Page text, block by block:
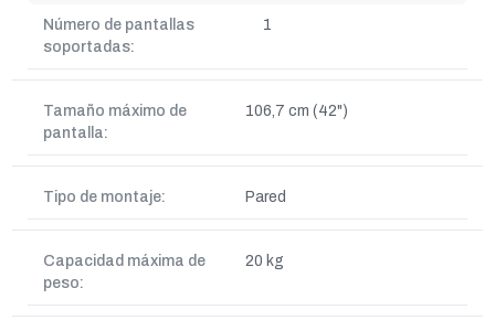
Número de pantallas
soportadas:
1
Tamaño máximo de
pantalla:
106,7 cm (42")
Tipo de montaje: Pared
Capacidad máxima de
peso:
20 kg